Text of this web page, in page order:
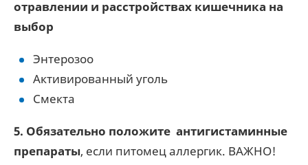
отравлении и расстройствах кишечника на
выбор
Энтерозоо
Активированный уголь
Смекта
5. Обязательно положите антигистаминные
препараты, если питомец аллергик. ВАЖНО!